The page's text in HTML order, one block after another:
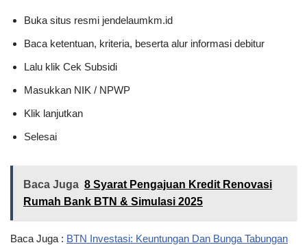
Buka situs resmi jendelaumkm.id
Baca ketentuan, kriteria, beserta alur informasi debitur
Lalu klik Cek Subsidi
Masukkan NIK / NPWP
Klik lanjutkan
Selesai
Baca Juga 8 Syarat Pengajuan Kredit Renovasi
Rumah Bank BTN & Simulasi 2025
Baca Juga : BTN Investasi: Keuntungan Dan Bunga Tabungan